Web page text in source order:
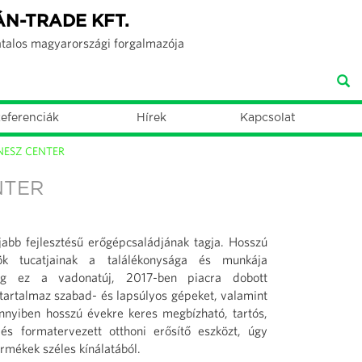
TRADE KFT.
magyarországi forgalmazója
Hírek Kapcsolat
CENTER
fejlesztésű erőgépcsaládjának tagja. Hosszú
tucatjainak a találékonysága és munkája
ez a vadonatúj, 2017-ben piacra dobott
szabad- és lapsúlyos gépeket, valamint
hosszú évekre keres megbízható, tartós,
formatervezett otthoni erősítő eszközt, úgy
széles kínálatából.